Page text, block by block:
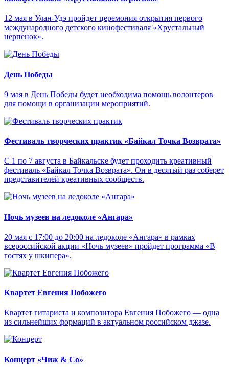
12 мая в Улан-Удэ пройдет церемония открытия первого
международного детского кинофестиваля «Хрустальный
нерпенок».
День Победы
9 мая в День Победы будет необходима помощь волонтеров
для помощи в организации мероприятий.
Фестиваль творческих практик «Байкал Точка Возврата»
С 1 по 7 августа в Байкальске будет проходить креативный
фестиваль «Байкал Точка Возврата». Он в десятый раз соберет
представителей креативных сообществ.
Ночь музеев на ледоколе «Ангара»
20 мая с 17:00 до 20:00 на ледоколе «Ангара» в рамках
всероссийской акции «Ночь музеев» пройдет программа «В
гостях у шкипера».
Квартет Евгения Побожего
Квартет гитариста и композитора Евгения Побожего — одна
из сильнейших формаций в актуальном российском джазе.
Концерт «Чиж & Cо»